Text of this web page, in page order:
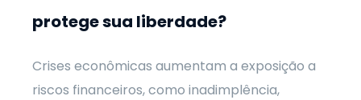
protege sua liberdade?
Crises econômicas aumentam a exposição a
riscos financeiros, como inadimplência,